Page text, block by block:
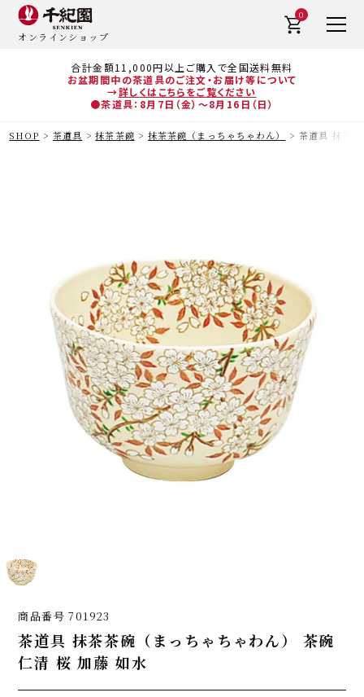
合計金額11,000円以上ご購入で全国送料無料
お盆期間中の茶道具のご注文・お届け等について
→詳しくはこちらをご覧ください
●茶道具：8月7日（金）～8月16日（日）
オンラインショップ
0
SHOP 茶道具 抹茶茶碗 抹茶茶碗（まっちゃちゃわん） 茶道具 抹茶
商品番号 701923
茶道具 抹茶茶碗（まっちゃちゃわん） 茶碗
仁清 桜 加藤 如水